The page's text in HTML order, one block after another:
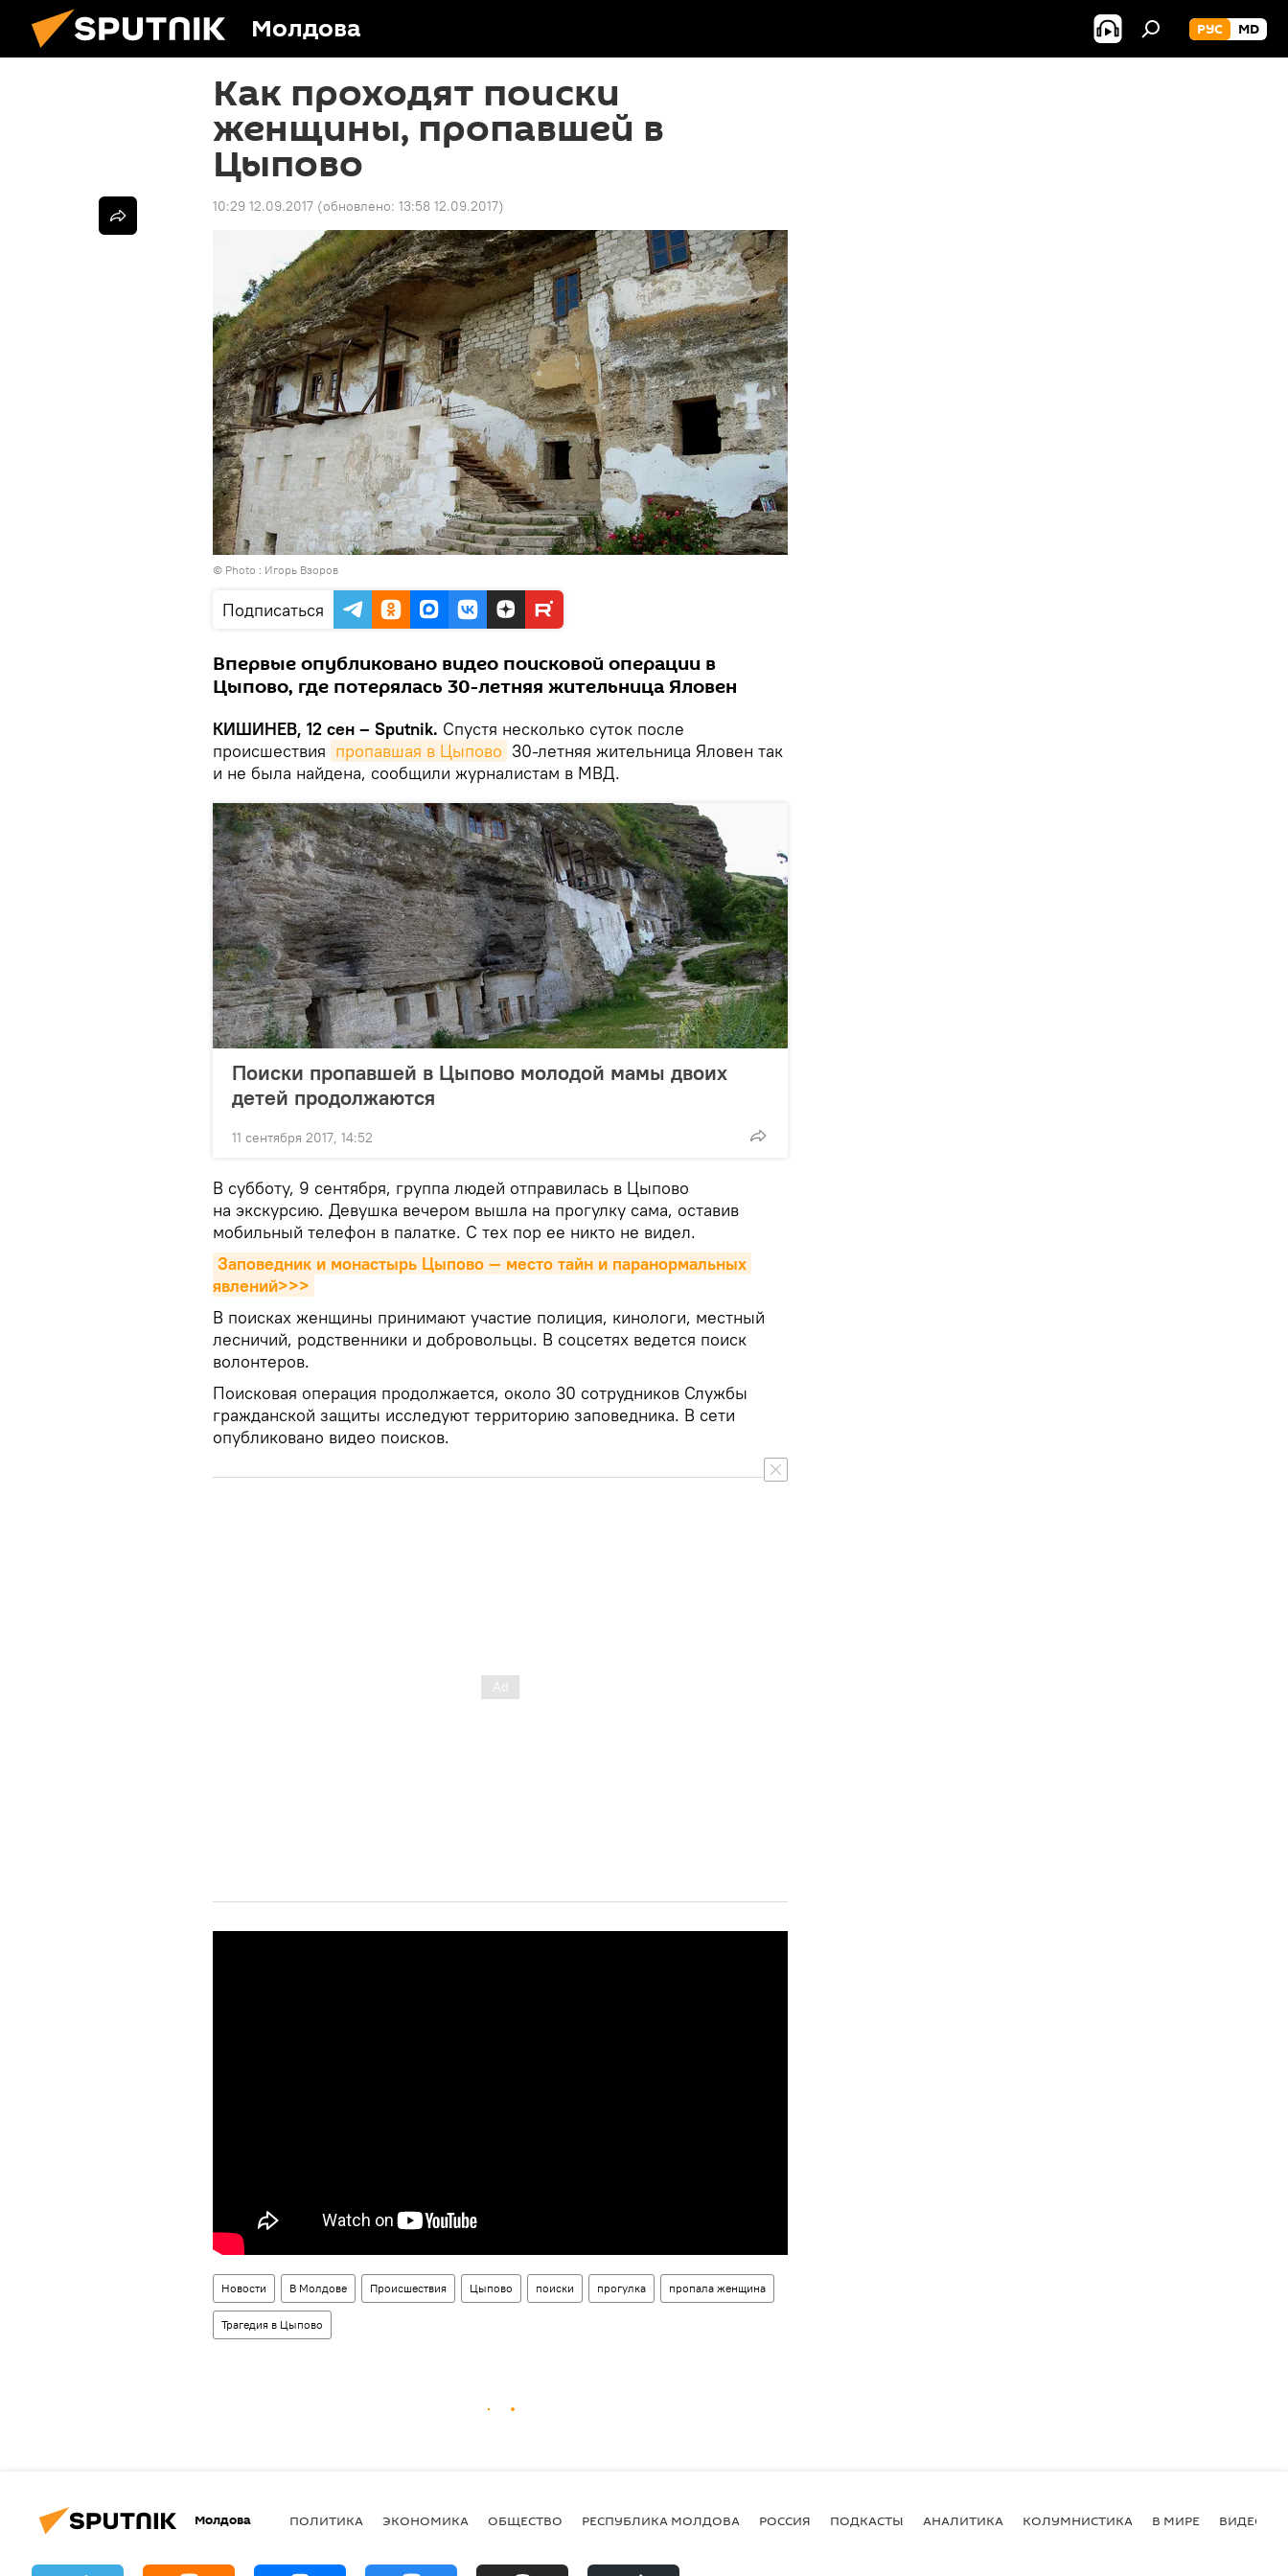
Молдова РУС MD
Как проходят поиски
женщины, пропавшей в
Цыпово
10:29 12.09.2017 (обновлено: 13:58 12.09.2017)
© Photo : Игорь Взоров
Подписаться
Впервые опубликовано видео поисковой операции в
Цыпово, где потерялась 30-летняя жительница Яловен
КИШИНЕВ, 12 сен – Sputnik. Спустя несколько суток после
происшествия пропавшая в Цыпово 30-летняя жительница Яловен так
и не была найдена, сообщили журналистам в МВД.
Поиски пропавшей в Цыпово молодой мамы двоих
детей продолжаются
11 сентября 2017, 14:52
В субботу, 9 сентября, группа людей отправилась в Цыпово
на экскурсию. Девушка вечером вышла на прогулку сама, оставив
мобильный телефон в палатке. С тех пор ее никто не видел.
Заповедник и монастырь Цыпово — место тайн и паранормальных
явлений>>>
В поисках женщины принимают участие полиция, кинологи, местный
лесничий, родственники и добровольцы. В соцсетях ведется поиск
волонтеров.
Поисковая операция продолжается, около 30 сотрудников Службы
гражданской защиты исследуют территорию заповедника. В сети
опубликовано видео поисков.
Новости В Молдове Происшествия Цыпово поиски прогулка пропала женщина
Трагедия в Цыпово
Молдова ПОЛИТИКА ЭКОНОМИКА ОБЩЕСТВО РЕСПУБЛИКА МОЛДОВА РОССИЯ ПОДКАСТЫ АНАЛИТИКА КОЛУМНИСТИКА В МИРЕ ВИДЕО